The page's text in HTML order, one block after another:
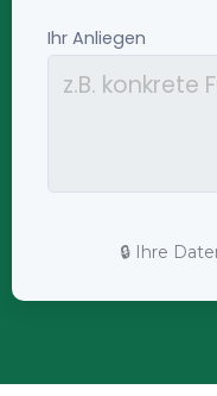
🔒 Ihre